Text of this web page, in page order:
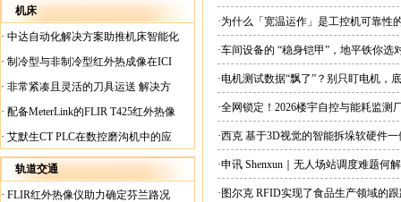
机床
· 中达自动化解决方案助推机床智能化
升级
· 制冷型与非制冷型红外热成像在ICI
工厂内完美配合
· 非常紧凑且灵活的刀具运送 解决方
案
· 配备MeterLink的FLIR T425红外热像
仪帮助Medite Europe Ltd加快红外检测
工作速度
· 艾默生CT PLC在数控磨沟机中的应
用
轨道交通
· FLIR红外热像仪助力确定芬兰路况
现货直供平台
·为什么「宽温运作」是工控机可靠性
·车间设备的 “稳身铠甲”，地平铁你选
·电机测试数据“飘了”？别只盯电机，
·全网锁定！2026楼宇自控与能耗监
·西克 基于3D视觉的智能拆垛软硬件
·申讯 Shenxun｜无人场站调度难题何
·图尔克 RFID实现了食品生产领域的